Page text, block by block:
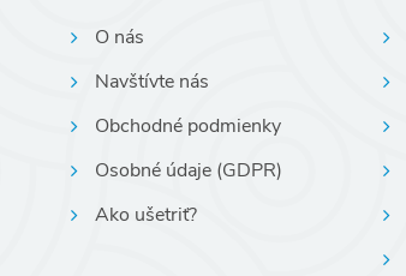
O nás
Navštívte nás
Obchodné podmienky
Osobné údaje (GDPR)
Ako ušetriť?